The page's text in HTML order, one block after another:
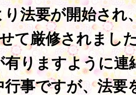
法要が開始され
て厳修されまし
有りますように連
行事ですが、法要